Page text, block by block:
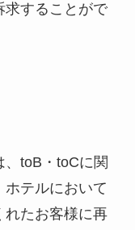
求することがで
、toB・toCに関
テルにおいて
れたお客様に再